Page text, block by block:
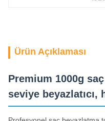
Ürün Açıklaması
Premium 1000g
seviye beyazlatıcı,